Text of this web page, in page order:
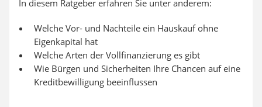
In diesem Ratgeber erfahren Sie unter anderem:
Welche Vor- und Nachteile ein Hauskauf ohne
Eigenkapital hat
Welche Arten der Vollfinanzierung es gibt
Wie Bürgen und Sicherheiten Ihre Chancen auf eine
Kreditbewilligung beeinflussen